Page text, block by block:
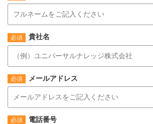
貴社名
メールアドレス
電話番号